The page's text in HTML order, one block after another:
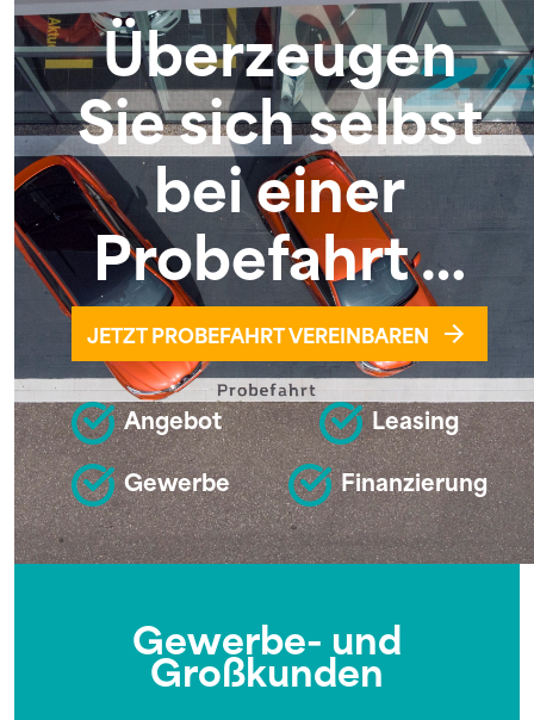
Überzeugen
Sie sich selbst
bei einer
Probefahrt …
JETZT PROBEFAHRT VEREINBAREN
Angebot
Leasing
Gewerbe
Finanzierung
Gewerbe- und
Großkunden